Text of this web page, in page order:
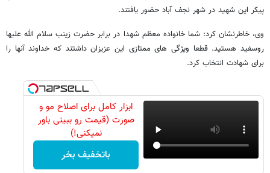
پیکر این شهید در شهر نجف آباد حضور یافتند.
وی، خاطرنشان کرد: شما خانواده معظم شهدا در برابر حضرت زینب سلام الله علیها
روسفید هستید. قطعا ویژگی های ممتازی این عزیزان داشتند که خداوند آنها را
برای شهادت انتخاب کرد.
ابزار کامل برای اصلاح مو و
صورت (قیمت رو ببینی باور
نمیکنی!)
باتخفیف بخر